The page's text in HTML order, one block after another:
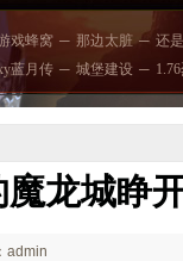
戏蜂窝 ─ 那边太脏 ─ 还
蓝月传 ─ 城堡建设 ─
龙城睁
admin